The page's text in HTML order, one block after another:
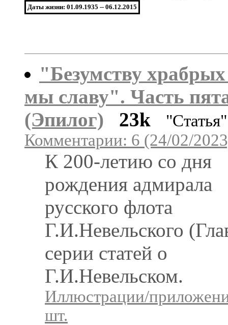
Даты жизни: 01.09.1935 -- 06.12.2015
"Безумству
мы славу". Часть
(Эпилог)
23k
Комментарии: 6 (24/02/
К 200-летию со дня
рождения адмирала
русского флота
Г.И.Невельского
серии статей о
Г.И.Невельском.
Иллюстрации/
шт.